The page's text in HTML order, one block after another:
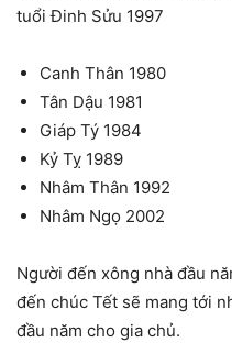
tuổi Đinh Sửu 1997
Canh Thân 1980
Tân Dậu 1981
Giáp Tý 1984
Kỷ Tỵ 1989
Nhâm Thân 1992
Nhâm Ngọ 2002
Người đến xông nhà đầu
đến chúc Tết sẽ mang tới
đầu năm cho gia chủ.